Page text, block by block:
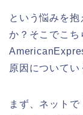
という悩みを抱
か？そこでこ
原因についてい
まず、ネット